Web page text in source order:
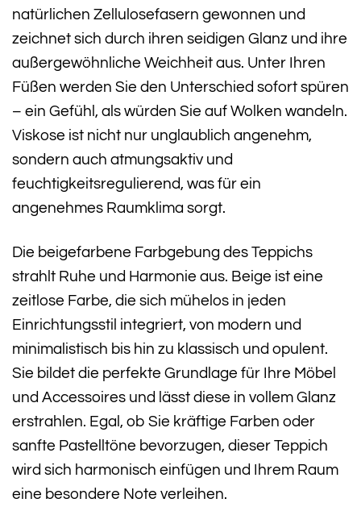
natürlichen Zellulosefasern gewonnen und
zeichnet sich durch ihren seidigen Glanz und ihre
außergewöhnliche Weichheit aus. Unter Ihren
Füßen werden Sie den Unterschied sofort spüren
– ein Gefühl, als würden Sie auf Wolken wandeln.
Viskose ist nicht nur unglaublich angenehm,
sondern auch atmungsaktiv und
feuchtigkeitsregulierend, was für ein
angenehmes Raumklima sorgt.
Die beigefarbene Farbgebung des Teppichs
strahlt Ruhe und Harmonie aus. Beige ist eine
zeitlose Farbe, die sich mühelos in jeden
Einrichtungsstil integriert, von modern und
minimalistisch bis hin zu klassisch und opulent.
Sie bildet die perfekte Grundlage für Ihre Möbel
und Accessoires und lässt diese in vollem Glanz
erstrahlen. Egal, ob Sie kräftige Farben oder
sanfte Pastelltöne bevorzugen, dieser Teppich
wird sich harmonisch einfügen und Ihrem Raum
eine besondere Note verleihen.